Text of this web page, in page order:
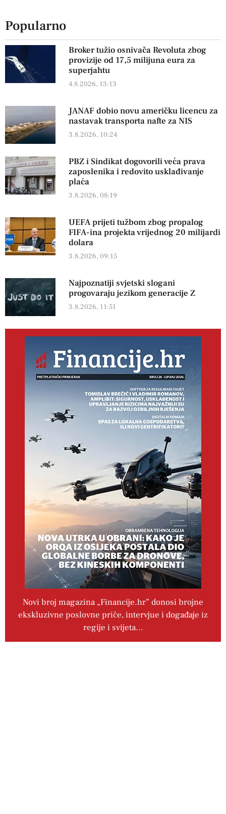
Popularno
Broker tužio osnivača Revoluta zbog
provizije od 17,5 milijuna eura za
superjahtu
4.8.2026, 13:13
JANAF dobio novu američku licencu za
nastavak transporta nafte za NIS
3.8.2026, 10:24
PBZ i Sindikat dogovorili veća prava
zaposlenika i redovito usklađivanje
plaća
3.8.2026, 08:19
UEFA prijeti tužbom zbog propalog
FIFA-ina projekta vrijednog 20 milijardi
dolara
3.8.2026, 09:15
Najpoznatiji svjetski slogani
progovaraju jezikom generacije Z
3.8.2026, 11:51
Novi broj magazina „Financije.hr” donosi brojne
ekskluzivne poslovne priče, intervjue i događaje iz
regije i svijeta…